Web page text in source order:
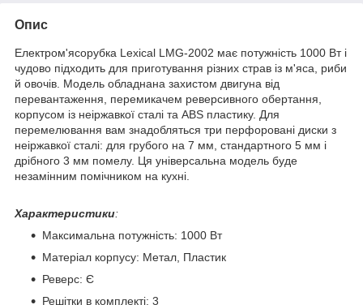
Опис
Електром'ясорубка Lexical LMG-2002 має потужність 1000 Вт і
чудово підходить для приготування різних страв із м'яса, риби
й овочів. Модель обладнана захистом двигуна від
перевантаження, перемикачем реверсивного обертання,
корпусом із неіржавкої сталі та ABS пластику. Для
перемелювання вам знадобляться три перфоровані диски з
неіржавкої сталі: для грубого на 7 мм, стандартного 5 мм і
дрібного 3 мм помелу. Ця універсальна модель буде
незамінним помічником на кухні.
Характеристики:
Максимальна потужність: 1000 Вт
Матеріал корпусу: Метал, Пластик
Реверс: Є
Решітки в комплекті: 3